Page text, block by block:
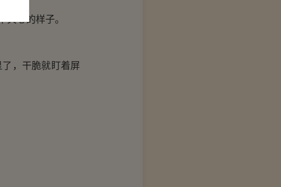
心的样子。
，干脆就盯着屏